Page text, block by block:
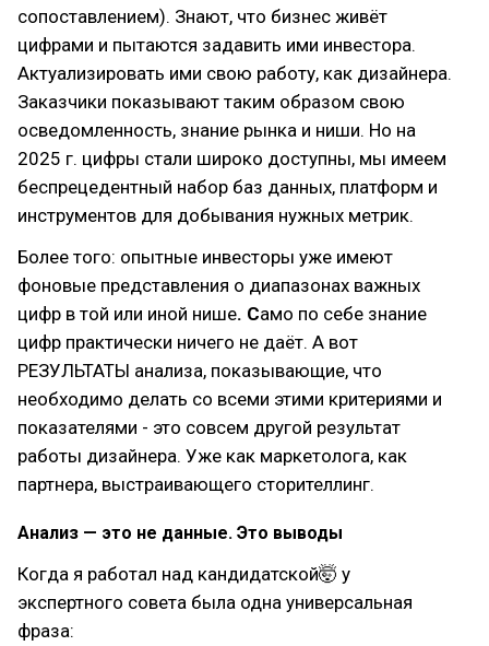
сопоставлением). Знают, что бизнес живёт
цифрами и пытаются задавить ими инвестора.
Актуализировать ими свою работу, как дизайнера.
Заказчики показывают таким образом свою
осведомленность, знание рынка и ниши. Но на
2025 г. цифры стали широко доступны, мы имеем
беспрецедентный набор баз данных, платформ и
инструментов для добывания нужных метрик.
Более того: опытные инвесторы уже имеют
фоновые представления о диапазонах важных
цифр в той или иной нише. Само по себе знание
цифр практически ничего не даёт. А вот
РЕЗУЛЬТАТЫ анализа, показывающие, что
необходимо делать со всеми этими критериями и
показателями - это совсем другой результат
работы дизайнера. Уже как маркетолога, как
партнера, выстраивающего сторителлинг.
Анализ — это не данные. Это выводы
Когда я работал над кандидатской🤯 у
экспертного совета была одна универсальная
фраза: